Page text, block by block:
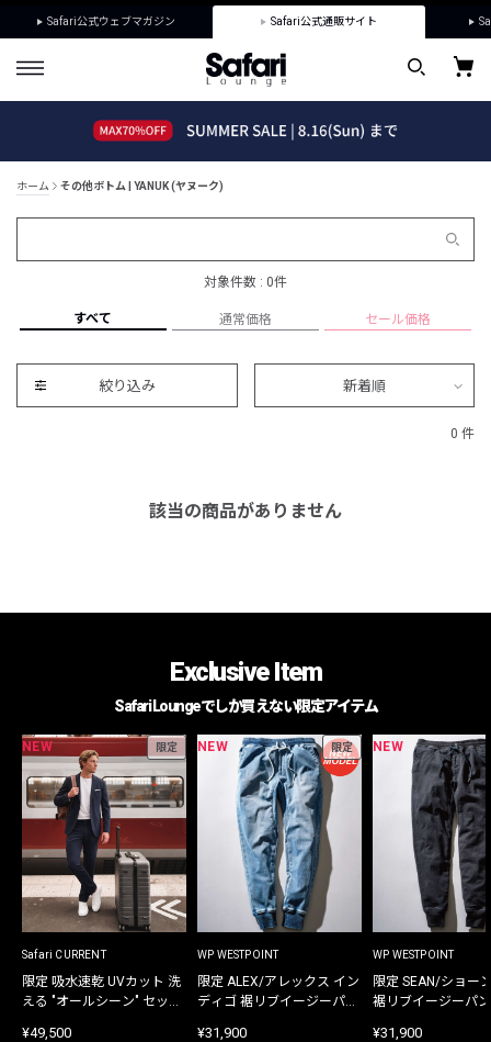
Safari公式ウェブマガジン Safari公式通販サイト
ホーム その他ボトム | YANUK (ヤヌーク)
対象件数 : 0件
すべて 通常価格 セール価格
絞り込み 新着順
0 件
該当の商品がありません
Exclusive Item
Safari Loungeでしか買えない限定アイテム
NEW 限定
Safari CURRENT
限定 吸水速乾 UVカット 洗
える "オールシーン" セット
¥49,500
NEW 限定
WP WESTPOINT
限定 ALEX/アレックス イン
ディゴ 裾リブイージーパン
¥31,900
NEW
WP WESTPOINT
限定 SEAN/ショー
裾リブイージーパ
¥31,900